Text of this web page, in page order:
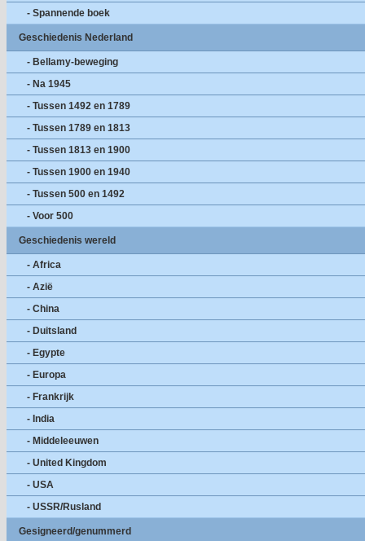
- Spannende boek
Geschiedenis Nederland
- Bellamy-beweging
- Na 1945
- Tussen 1492 en 1789
- Tussen 1789 en 1813
- Tussen 1813 en 1900
- Tussen 1900 en 1940
- Tussen 500 en 1492
- Voor 500
Geschiedenis wereld
- Africa
- Azië
- China
- Duitsland
- Egypte
- Europa
- Frankrijk
- India
- Middeleeuwen
- United Kingdom
- USA
- USSR/Rusland
Gesigneerd/genummerd